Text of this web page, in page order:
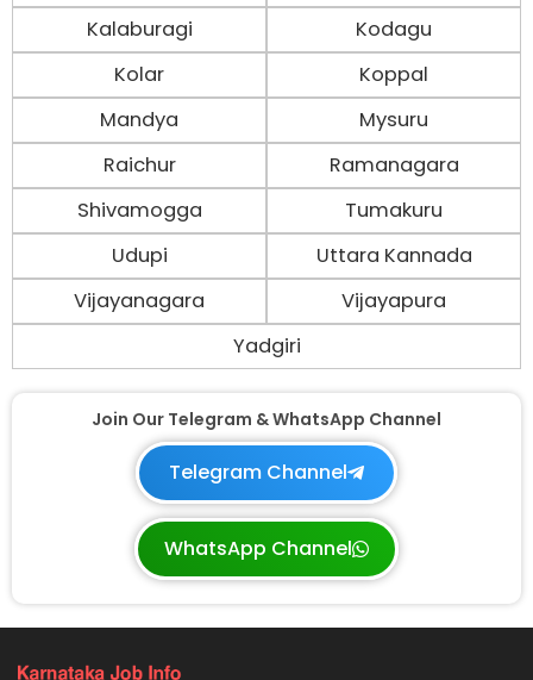
Kalaburagi
Kodagu
Kolar
Koppal
Mandya
Mysuru
Raichur
Ramanagara
Shivamogga
Tumakuru
Udupi
Uttara Kannada
Vijayanagara
Vijayapura
Yadgiri
Join Our Telegram & WhatsApp Channel
Telegram Channel
WhatsApp Channel